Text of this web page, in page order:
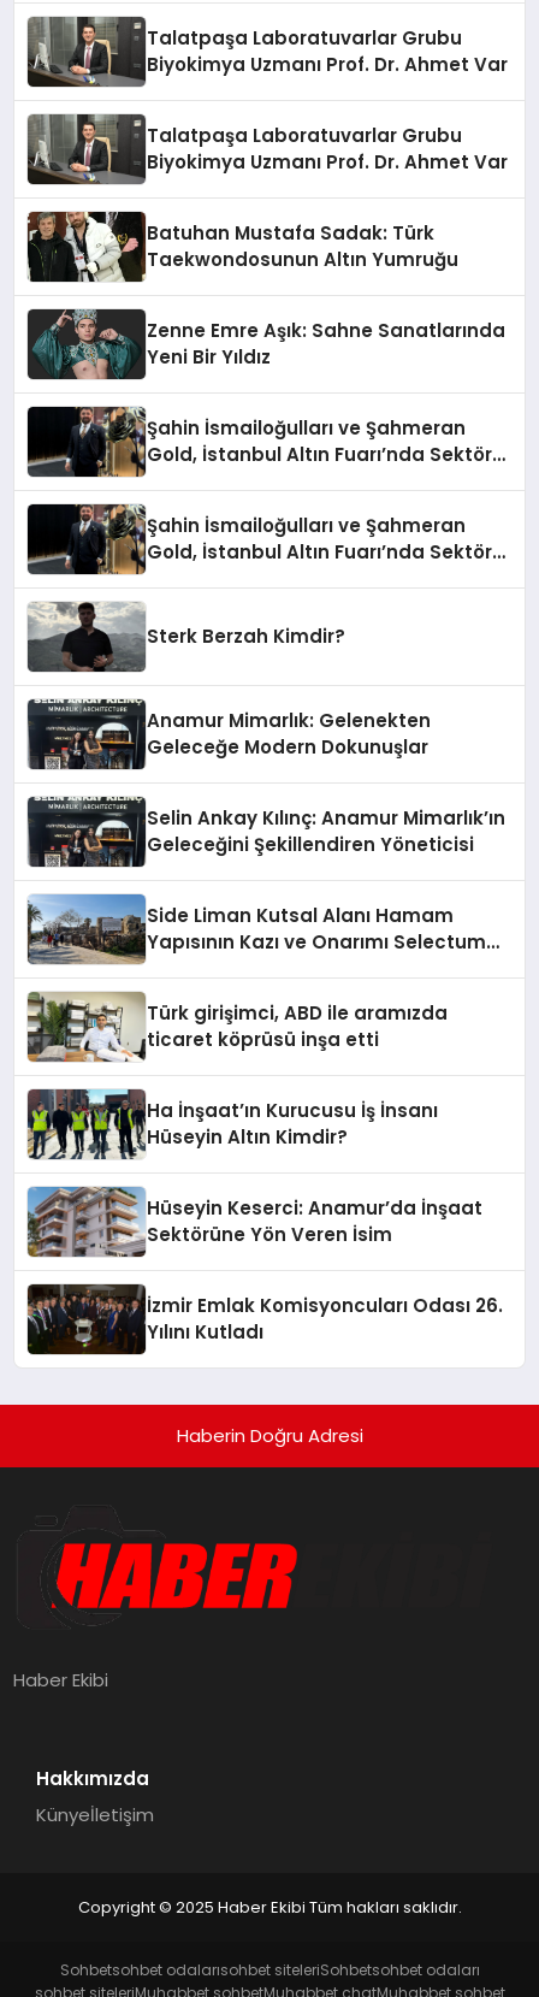
Talatpaşa Laboratuvarlar Grubu
Biyokimya Uzmanı Prof. Dr. Ahmet Var
Talatpaşa Laboratuvarlar Grubu
Biyokimya Uzmanı Prof. Dr. Ahmet Var
Batuhan Mustafa Sadak: Türk
Taekwondosunun Altın Yumruğu
Zenne Emre Aşık: Sahne Sanatlarında
Yeni Bir Yıldız
Şahin İsmailoğulları ve Şahmeran
Gold, İstanbul Altın Fuarı’nda Sektöre
Şahin İsmailoğulları ve Şahmeran
Gold, İstanbul Altın Fuarı’nda Sektöre
Sterk Berzah Kimdir?
Anamur Mimarlık: Gelenekten
Geleceğe Modern Dokunuşlar
Selin Ankay Kılınç: Anamur Mimarlık’ın
Geleceğini Şekillendiren Yöneticisi
Side Liman Kutsal Alanı Hamam
Yapısının Kazı ve Onarımı Selectum
Türk girişimci, ABD ile aramızda
ticaret köprüsü inşa etti
Ha İnşaat’ın Kurucusu İş İnsanı
Hüseyin Altın Kimdir?
Hüseyin Keserci: Anamur’da İnşaat
Sektörüne Yön Veren İsim
İzmir Emlak Komisyoncuları Odası 26.
Yılını Kutladı
Haberin Doğru Adresi
Haber Ekibi
Hakkımızda
Künyeİletişim
Copyright © 2025 Haber Ekibi Tüm hakları saklıdır.
Sohbetsohbet odalarısohbet siteleriSohbetsohbet odaları
sohbet siteleriMuhabbet sohbetMuhabbet chatMuhabbet sohbet